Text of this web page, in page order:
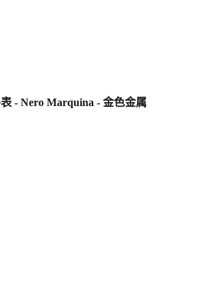
- Nero Marquina - 金色金属